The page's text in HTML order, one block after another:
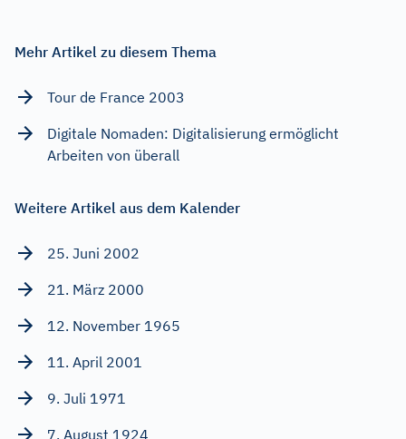
Mehr Artikel zu diesem Thema
Tour de France 2003
Digitale Nomaden: Digitalisierung ermöglicht
Arbeiten von überall
Weitere Artikel aus dem Kalender
25. Juni 2002
21. März 2000
12. November 1965
11. April 2001
9. Juli 1971
7. August 1924